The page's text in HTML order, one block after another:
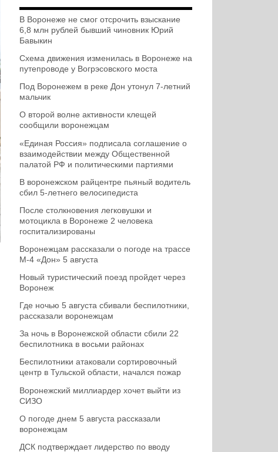
В Воронеже не смог отсрочить взыскание
6,8 млн рублей бывший чиновник Юрий
Бавыкин
Схема движения изменилась в Воронеже на
путепроводе у Вогрэсовского моста
Под Воронежем в реке Дон утонул 7-летний
мальчик
О второй волне активности клещей
сообщили воронежцам
«Единая Россия» подписала соглашение о
взаимодействии между Общественной
палатой РФ и политическими партиями
В воронежском райцентре пьяный водитель
сбил 5-летнего велосипедиста
После столкновения легковушки и
мотоцикла в Воронеже 2 человека
госпитализированы
Воронежцам рассказали о погоде на трассе
М-4 «Дон» 5 августа
Новый туристический поезд пройдет через
Воронеж
Где ночью 5 августа сбивали беспилотники,
рассказали воронежцам
За ночь в Воронежской области сбили 22
беспилотника в восьми районах
Беспилотники атаковали сортировочный
центр в Тульской области, начался пожар
Воронежский миллиардер хочет выйти из
СИЗО
О погоде днем 5 августа рассказали
воронежцам
ДСК подтверждает лидерство по вводу